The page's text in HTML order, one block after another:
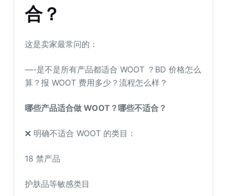
合？
这是卖家最常问的：
—-是不是所有产品都适合 WOOT ？BD 价格怎么
算？报 WOOT 费用多少？流程怎么样？
哪些产品适合做 WOOT？哪些不适合？
❌ 明确不适合 WOOT 的类目：
18 禁产品
护肤品等敏感类目